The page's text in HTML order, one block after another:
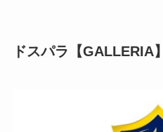
ドスパラ【GALLERIA】